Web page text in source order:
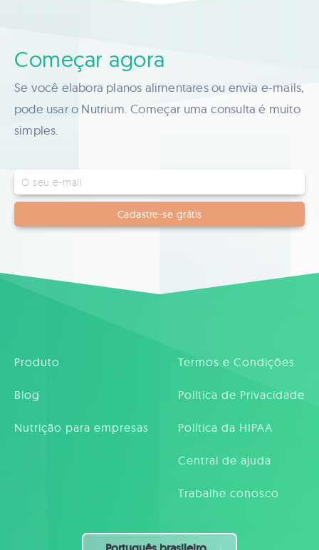
Começar agora
Se você elabora planos alimentares ou envia e-mails,
pode usar o Nutrium. Começar uma consulta é muito
simples.
Produto
Blog
Nutrição para empresas
Termos e Condições
Política de Privacidade
Política da HIPAA
Central de ajuda
Trabalhe conosco